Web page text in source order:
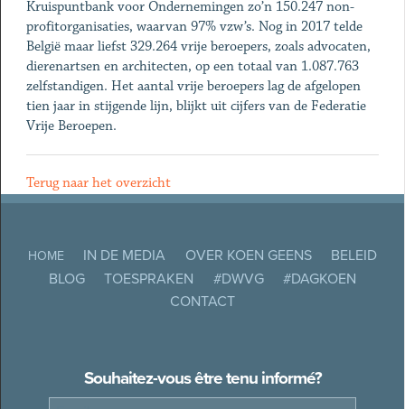
Kruispuntbank voor Ondernemingen zo’n 150.247 non-
profitorganisaties, waarvan 97% vzw’s. Nog in 2017 telde
België maar liefst 329.264 vrije beroepers, zoals advocaten,
dierenartsen en architecten, op een totaal van 1.087.763
zelfstandigen. Het aantal vrije beroepers lag de afgelopen
tien jaar in stijgende lijn, blijkt uit cijfers van de Federatie
Vrije Beroepen.
Terug naar het overzicht
HOME IN DE MEDIA OVER KOEN GEENS
BELEID
BLOG
TOESPRAKEN #DWVG
#DAGKOEN
CONTACT
Souhaitez-vous être tenu informé?